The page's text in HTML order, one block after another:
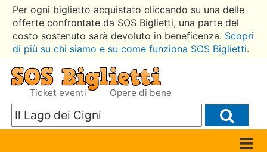
Per ogni biglietto acquistato cliccando su una delle
offerte confrontate da SOS Biglietti, una parte del
costo sostenuto sarà devoluto in beneficenza. Scopri
di più su chi siamo e su come funziona SOS Biglietti.
Ticket eventi Opere di bene